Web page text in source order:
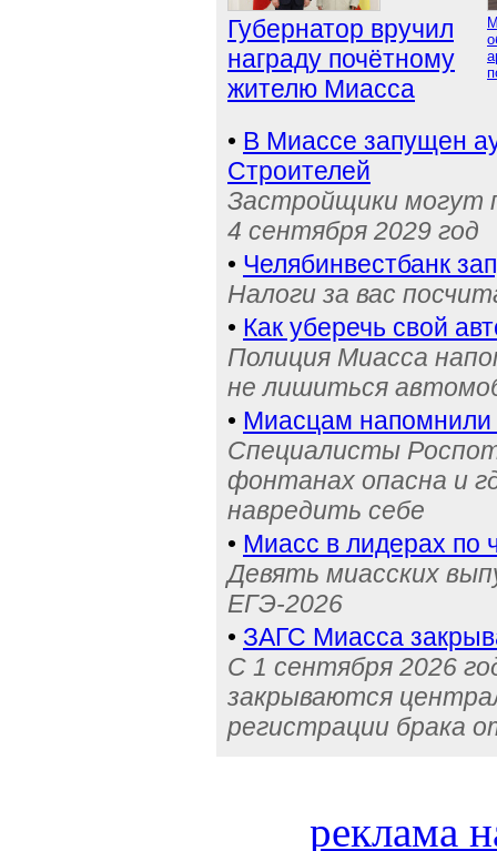
Губернатор вручил
награду почётному
жителю Миасса
• В Миассе запущен
Строителей
Застройщики могут
4 сентября 2029 год
• Челябинвестбанк
Налоги за вас
• Как уберечь свой
Полиция Миасса
не лишиться
• Миасцам напомнили
Специалисты
фонтанах опасна и
навредить себе
• Миасс в лидерах по
Девять миасских
ЕГЭ-2026
• ЗАГС Миасса
С 1 сентября 2026
закрываются
регистрации брака
реклама